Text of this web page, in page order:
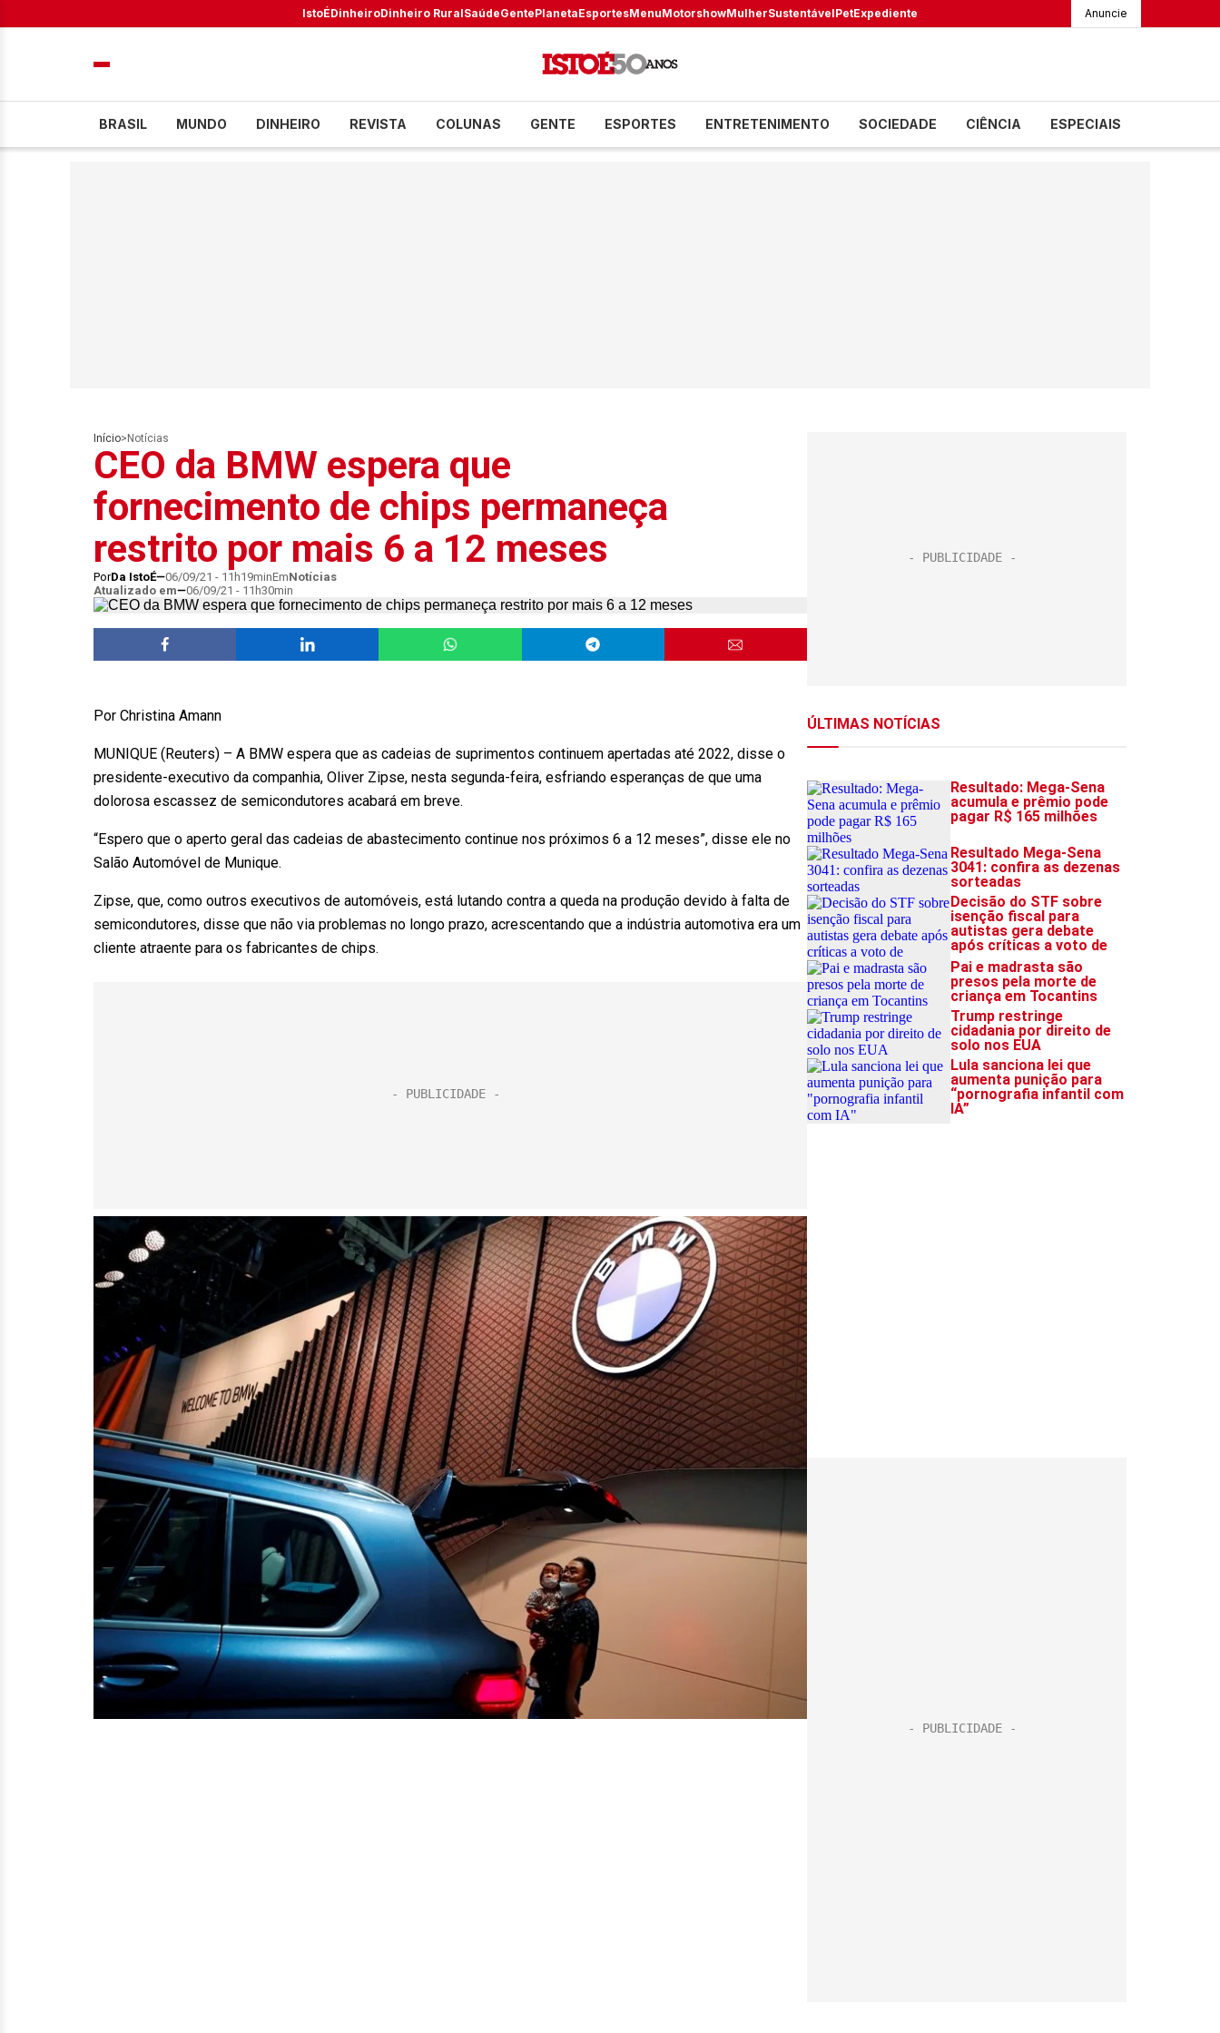
IstoÉDinheiroDinheiro RuralSaúdeGentePlanetaEsportesMenuMotorshowMulherSustentávelPetExpediente Anuncie
BRASIL MUNDO DINHEIRO REVISTA COLUNAS GENTE ESPORTES ENTRETENIMENTO SOCIEDADE CIÊNCIA ESPECIAIS
Início> Notícias
CEO da BMW espera que
fornecimento de chips permaneça
restrito por mais 6 a 12 meses
PorDa IstoÉ 06/09/21 - 11h19minEmNotícias
Atualizado em
06/09/21 - 11h30min
Por Christina Amann
MUNIQUE (Reuters) – A BMW espera que as cadeias de suprimentos continuem apertadas até 2022, disse o
presidente-executivo da companhia, Oliver Zipse, nesta segunda-feira, esfriando esperanças de que uma
dolorosa escassez de semicondutores acabará em breve.
“Espero que o aperto geral das cadeias de abastecimento continue nos próximos 6 a 12 meses”, disse ele no
Salão Automóvel de Munique.
Zipse, que, como outros executivos de automóveis, está lutando contra a queda na produção devido à falta de
semicondutores, disse que não via problemas no longo prazo, acrescentando que a indústria automotiva era um
cliente atraente para os fabricantes de chips.